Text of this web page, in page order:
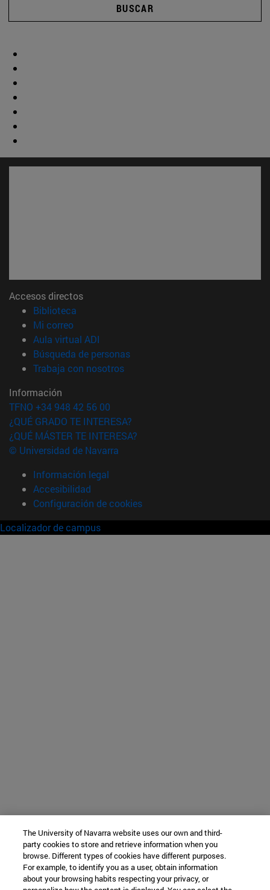
BUSCAR
Accesos directos
Biblioteca
Mi correo(abre en nueva ventana)
Aula virtual ADI
Búsqueda de personas(abre en nueva ventana)
Trabaja con nosotros(abre en nueva ventana)
Información
TFNO +34 948 42 56 00
¿QUÉ GRADO TE INTERESA?
¿QUÉ MÁSTER TE INTERESA?
© Universidad de Navarra
Información legal
Accesibilidad
Configuración de cookies
Localizador de campus
The University of Navarra website uses our own and third-
party cookies to store and retrieve information when you
browse. Different types of cookies have different purposes.
For example, to identify you as a user, obtain information
about your browsing habits respecting your privacy, or